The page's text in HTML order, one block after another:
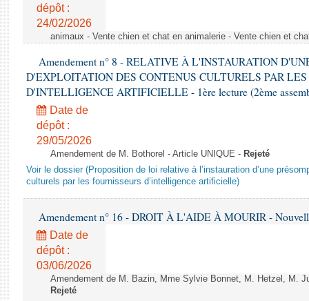
dépôt :
24/02/2026
animaux - Vente chien et chat en animalerie - Vente chien et
Amendement n° 8 - RELATIVE À L'INSTAURATION
D'EXPLOITATION DES CONTENUS CULTURELS PAR LES
D'INTELLIGENCE ARTIFICIELLE - 1ère lecture (2ème
Date de
dépôt :
29/05/2026
Amendement de M. Bothorel - Article UNIQUE - Rejeté
Voir le dossier (Proposition de loi relative à l’instauration d’une
culturels par les fournisseurs d’intelligence artificielle)
Amendement n° 16 - DROIT À L'AIDE À MOURIR -
Date de
dépôt :
03/06/2026
Amendement de M. Bazin, Mme Sylvie Bonnet, M. Hetzel, M.
Rejeté